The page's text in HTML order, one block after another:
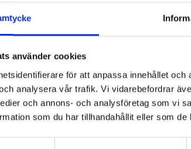
använder cookies
för att anpassa innehållet
analysera vår trafik. Vi vidarebefordrar
och annons- och analysföretag som vi
som du har tillhandahållit eller som